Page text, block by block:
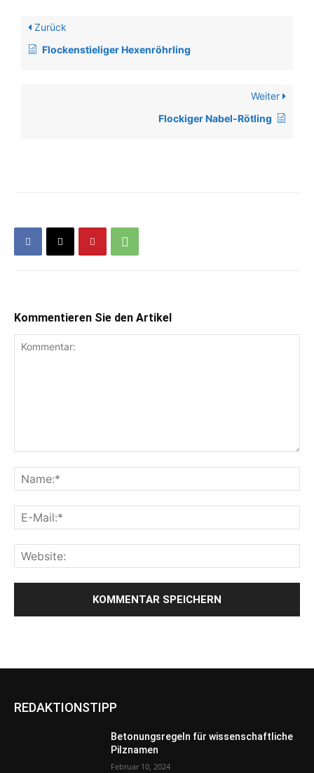
Zurück
Flockenstieliger Hexenröhrling
Weiter
Flockiger Nabel-Rötling
Kommentieren Sie den Artikel
REDAKTIONSTIPP
Betonungsregeln für wissenschaftliche
Pilznamen
Februar 10, 2024